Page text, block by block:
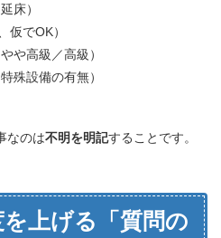
床）
仮でOK）
や高級／高級）
殊設備の有無）
なのは不明を明記することです。
上げる「質問の